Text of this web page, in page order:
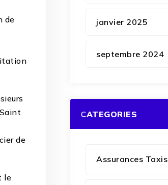
de
de
le
janvier 2025
septembre 2024
CATEGORIES
Assurances Taxis